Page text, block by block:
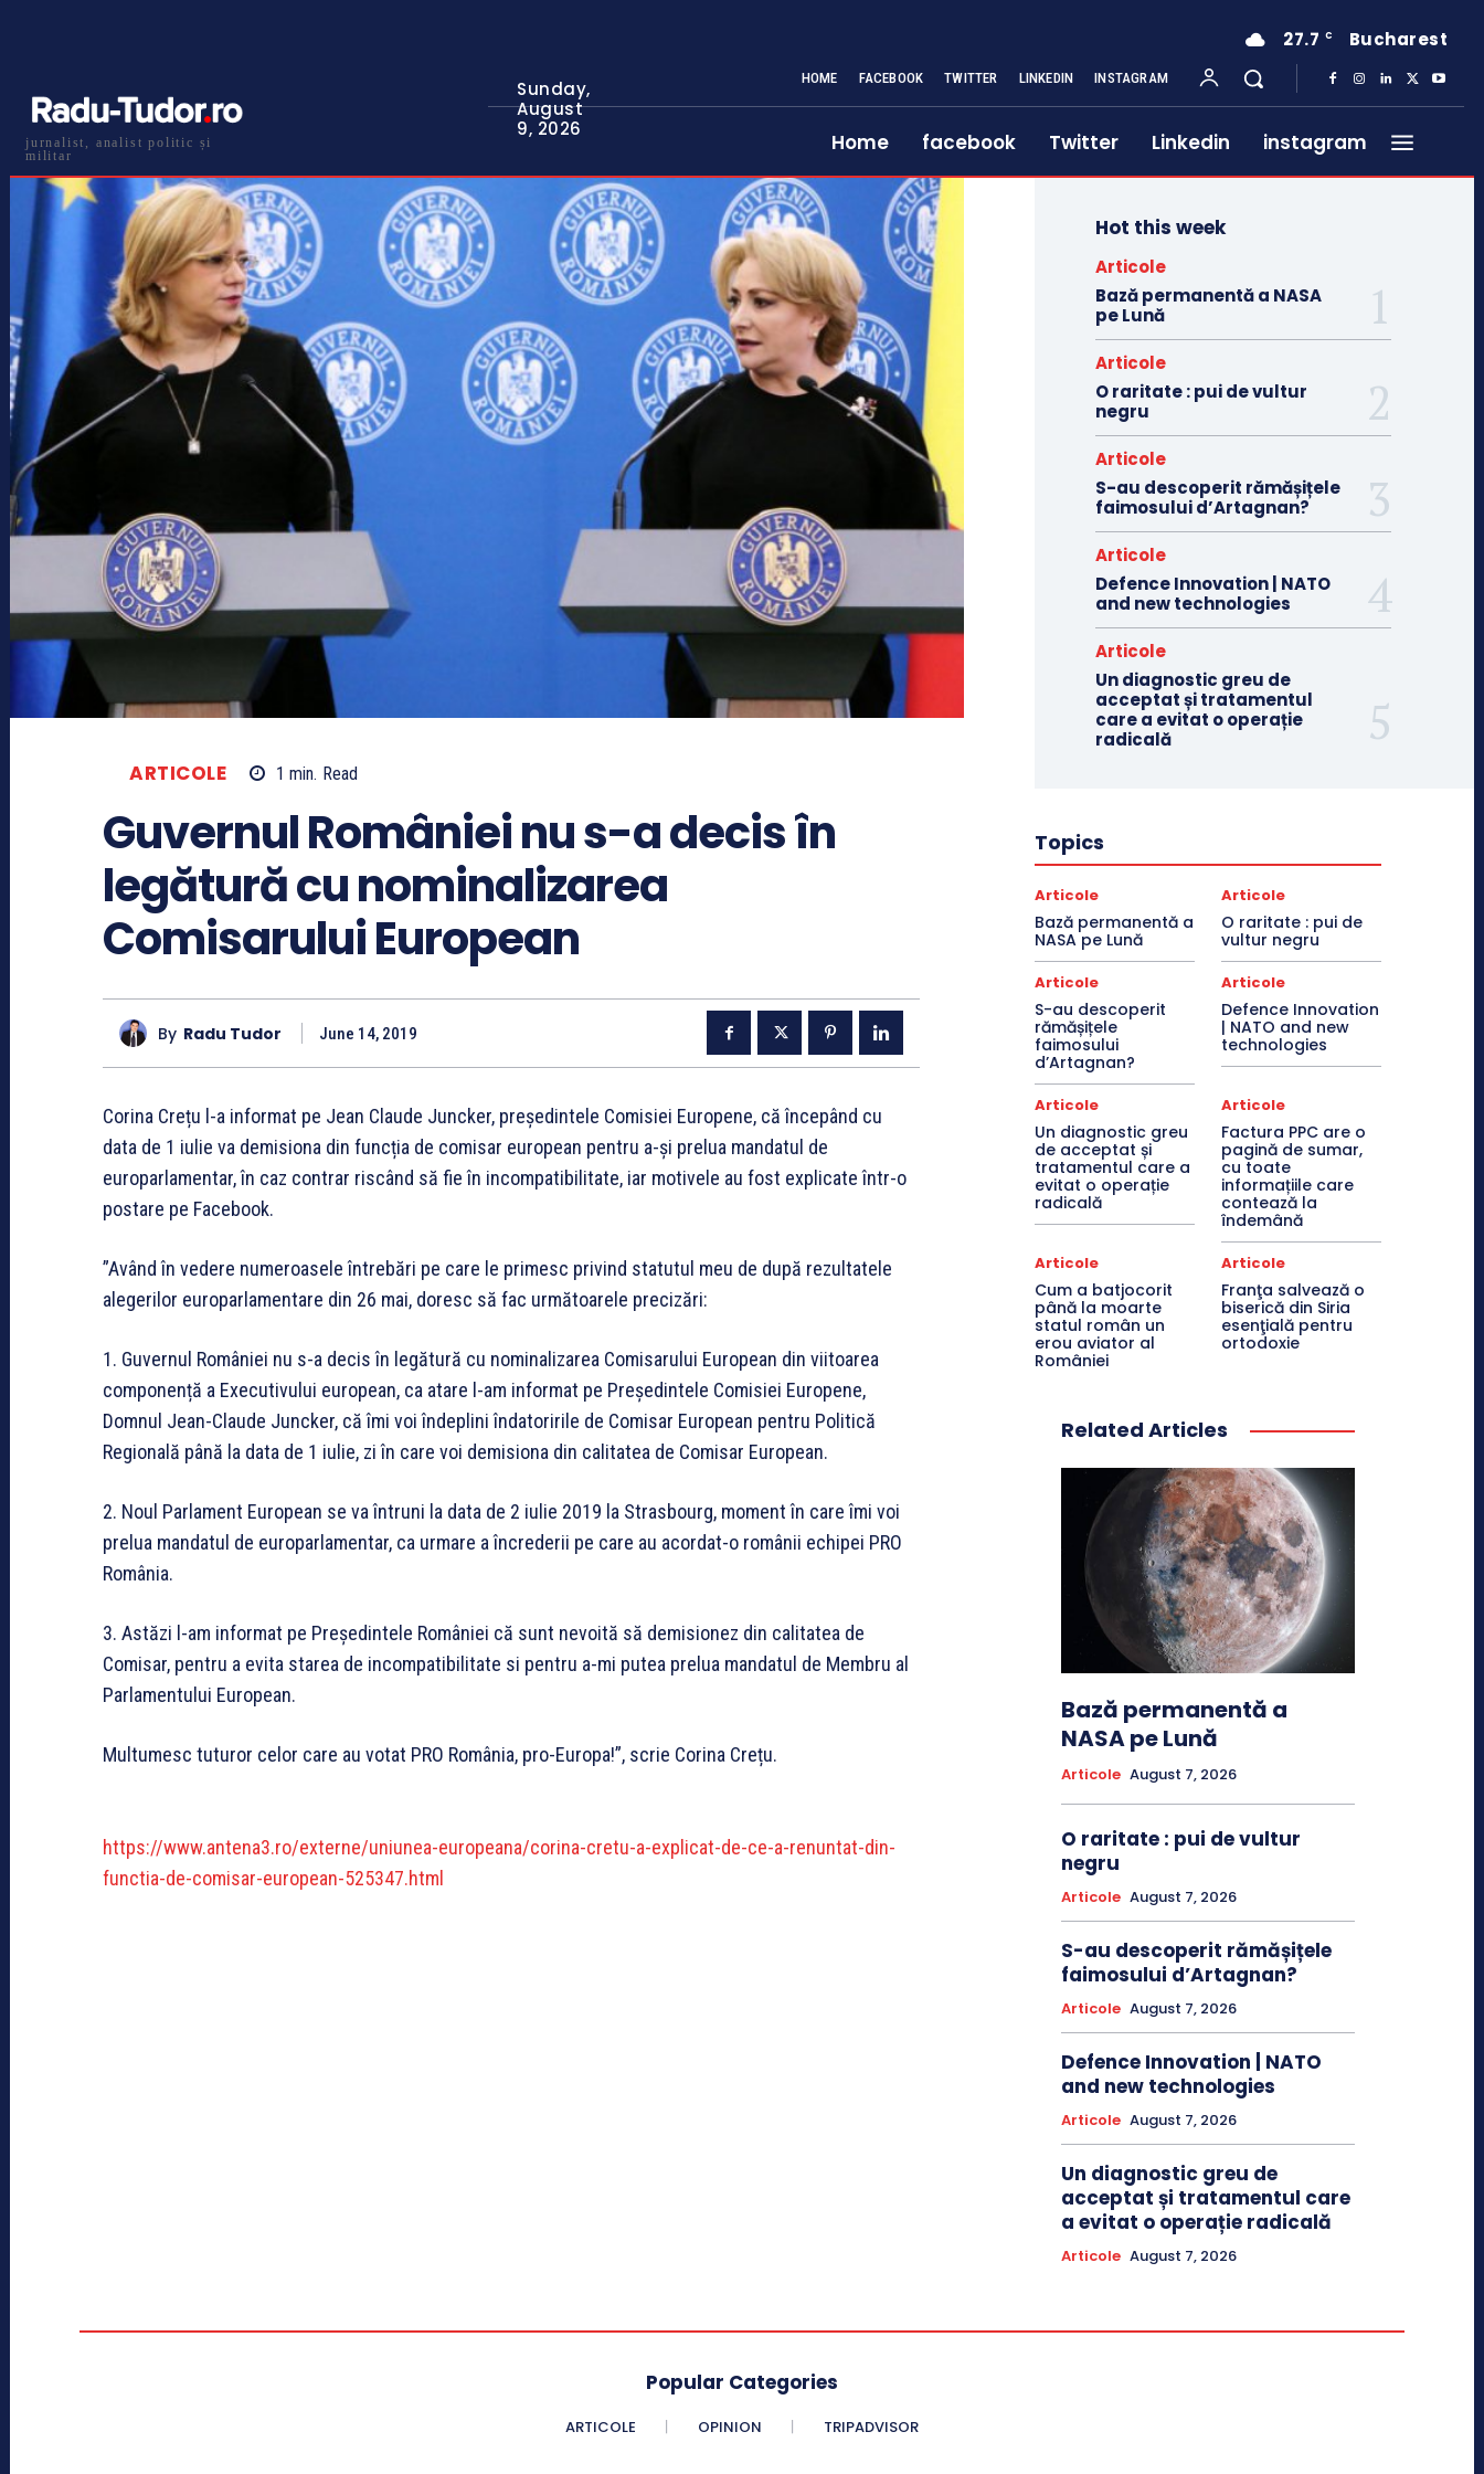
jurnalist, analist politic și
militar
Sunday,
August
9, 2026
27.7 C Bucharest
HOME FACEBOOK TWITTER LINKEDIN INSTAGRAM
Home facebook Twitter Linkedin instagram
ARTICOLE 1 min. Read
Guvernul României nu s-a decis în
legătură cu nominalizarea
Comisarului European
By Radu Tudor June 14, 2019
Corina Crețu l-a informat pe Jean Claude Juncker, președintele Comisiei Europene, că începând cu
data de 1 iulie va demisiona din funcția de comisar european pentru a-și prelua mandatul de
europarlamentar, în caz contrar riscând să fie în incompatibilitate, iar motivele au fost explicate într-o
postare pe Facebook.
”Având în vedere numeroasele întrebări pe care le primesc privind statutul meu de după rezultatele
alegerilor europarlamentare din 26 mai, doresc să fac următoarele precizări:
1. Guvernul României nu s-a decis în legătură cu nominalizarea Comisarului European din viitoarea
componență a Executivului european, ca atare l-am informat pe Președintele Comisiei Europene,
Domnul Jean-Claude Juncker, că îmi voi îndeplini îndatoririle de Comisar European pentru Politică
Regională până la data de 1 iulie, zi în care voi demisiona din calitatea de Comisar European.
2. Noul Parlament European se va întruni la data de 2 iulie 2019 la Strasbourg, moment în care îmi voi
prelua mandatul de europarlamentar, ca urmare a încrederii pe care au acordat-o românii echipei PRO
România.
3. Astăzi l-am informat pe Președintele României că sunt nevoită să demisionez din calitatea de
Comisar, pentru a evita starea de incompatibilitate si pentru a-mi putea prelua mandatul de Membru al
Parlamentului European.
Multumesc tuturor celor care au votat PRO România, pro-Europa!”, scrie Corina Crețu.
https://www.antena3.ro/externe/uniunea-europeana/corina-cretu-a-explicat-de-ce-a-renuntat-din-
functia-de-comisar-european-525347.html
Hot this week
Articole
Bază permanentă a NASA
pe Lună
Articole
O raritate : pui de vultur
negru
Articole
S-au descoperit rămășițele
faimosului d’Artagnan?
Articole
Defence Innovation | NATO
and new technologies
Articole
Un diagnostic greu de
acceptat și tratamentul
care a evitat o operație
radicală
Topics
Articole
Bază permanentă a
NASA pe Lună
Articole
O raritate : pui de
vultur negru
Articole
S-au descoperit
rămășițele
faimosului
d’Artagnan?
Articole
Defence Innovation
| NATO and new
technologies
Articole
Un diagnostic greu
de acceptat și
tratamentul care a
evitat o operație
radicală
Articole
Factura PPC are o
pagină de sumar,
cu toate
informațiile care
contează la
îndemână
Articole
Cum a batjocorit
până la moarte
statul român un
erou aviator al
României
Articole
Franţa salvează o
biserică din Siria
esenţială pentru
ortodoxie
Related Articles
Bază permanentă a
NASA pe Lună
Articole August 7, 2026
O raritate : pui de vultur
negru
Articole August 7, 2026
S-au descoperit rămășițele
faimosului d’Artagnan?
Articole August 7, 2026
Defence Innovation | NATO
and new technologies
Articole August 7, 2026
Un diagnostic greu de
acceptat și tratamentul care
a evitat o operație radicală
Articole August 7, 2026
Popular Categories
ARTICOLE OPINION TRIPADVISOR